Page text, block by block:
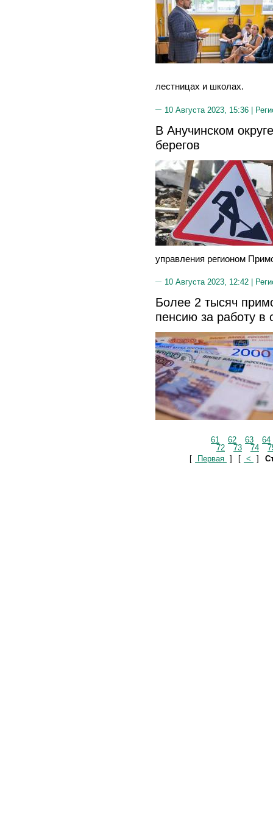
лестницах и школах.
10 Августа 2023, 15:36 |
В Анучинском
берегов
управления регионом
10 Августа 2023, 12:42 |
Более 2 тысяч
пенсию за работу в
61 62 63
64
72
73 74
[
Первая ] [ < ]